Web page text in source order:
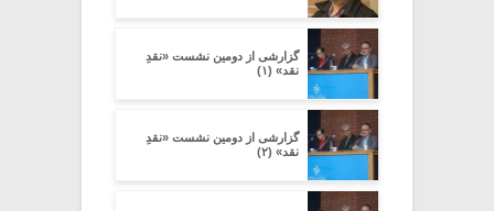
گزارشی از دومین نشست «نقدِ
نقد» (۱)
گزارشی از دومین نشست «نقدِ
نقد» (۲)